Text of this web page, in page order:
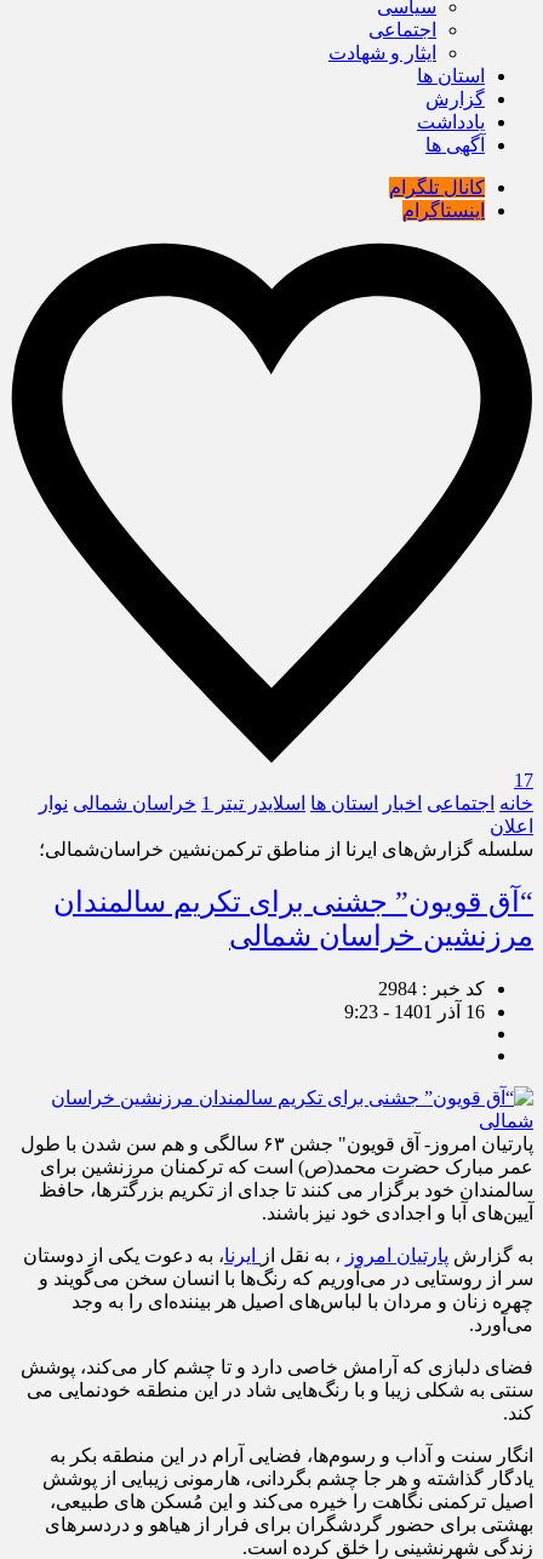
سیاسی
اجتماعی
ایثار و شهادت
استان ها
گزارش
یادداشت
آگهی ها
کانال تلگرام
اینستاگرام
17
خانه اجتماعی اخبار استان ها اسلایدر تیتر 1 خراسان شمالی نوار
اعلان
سلسله گزارش‌های ایرنا از مناطق ترکمن‌نشین خراسان‌شمالی؛
“آق قویون” جشنی برای تکریم سالمندان
مرزنشین خراسان شمالی
کد خبر : 2984
16 آذر 1401 - 9:23
پارتیان امروز- آق قویون" جشن ۶۳ سالگی و هم سن شدن با طول
عمر مبارک حضرت محمد(ص) است که ترکمنان مرزنشین برای
سالمندان خود برگزار می کنند تا جدای از تکریم بزرگترها، حافظ
آیین‌های آبا و اجدادی خود نیز باشند.
به گزارش پارتیان امروز ، به نقل از ایرنا، به دعوت یکی از دوستان
سر از روستایی در می‌آوریم که رنگ‌ها با انسان سخن می‌گویند و
چهره زنان و مردان با لباس‌های اصیل هر بیننده‌ای را به وجد
می‌آورد.
فضای دلبازی که آرامش خاصی دارد و تا چشم کار می‌کند، پوشش
سنتی به شکلی زیبا و با رنگ‌هایی شاد در این منطقه خودنمایی می
کند.
انگار سنت و آداب و رسوم‌ها، فضایی آرام در این منطقه بکر به
یادگار گذاشته و هر جا چشم بگردانی، هارمونی زیبایی از پوشش
اصیل ترکمنی نگاهت را خیره می‌کند و این مُسکن های طبیعی،
بهشتی برای حضور گردشگران برای فرار از هیاهو و دردسرهای
زندگی شهرنشینی را خلق کرده است.